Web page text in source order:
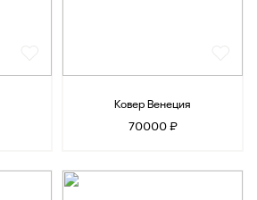
Ковер Венеция
70000 ₽